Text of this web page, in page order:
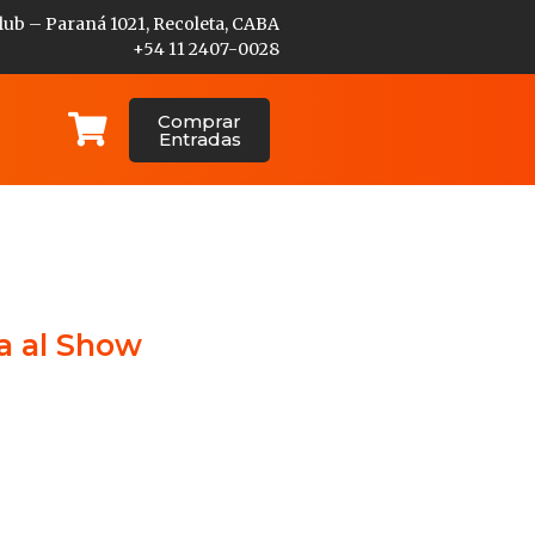
– Paraná 1021, Recoleta, CABA
+54 11 2407-0028
Comprar
Entradas
al Show